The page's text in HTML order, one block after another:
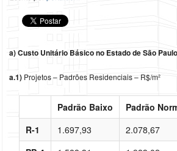
a) Custo Unitário Básico no Estado de São
a.1) Projetos – Padrões Residenciais – R$/m²
Padrão Baixo Padrão
R-1
1.697,93 2.078,67